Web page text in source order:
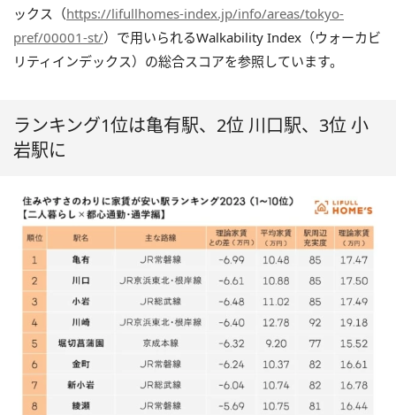
ックス（https://lifullhomes-index.jp/info/areas/tokyo-
pref/00001-st/）で用いられるWalkability Index（ウォーカビ
リティインデックス）の総合スコアを参照しています。
ランキング1位は亀有駅、2位 川口駅、3位 小
岩駅に